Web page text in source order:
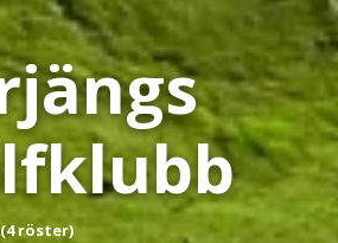
(4 röster)